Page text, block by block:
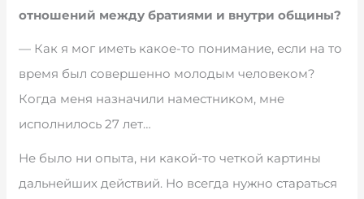
отношений между братиями и внутри общины?
— Как я мог иметь какое-то понимание, если на то
время был совершенно молодым человеком?
Когда меня назначили наместником, мне
исполнилось 27 лет…
Не было ни опыта, ни какой-то четкой картины
дальнейших действий. Но всегда нужно стараться